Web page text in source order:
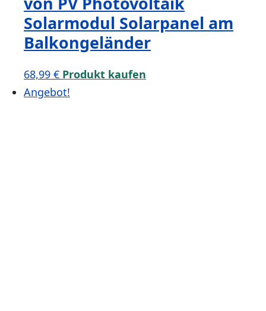
Solarmodul Solarpanel am
Balkongeländer
68,99 € Produkt kaufen
Angebot!